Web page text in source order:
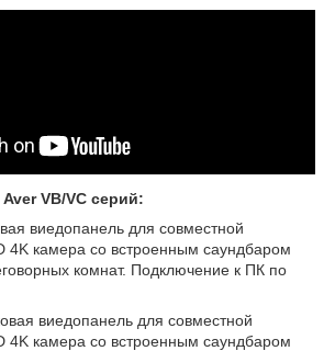
VB/VC серий:
виедопанель для совместной
4K камера со встроенным саундбаром
комнат. Подключение к ПК по
виедопанель для совместной
4K камера со встроенным саундбаром